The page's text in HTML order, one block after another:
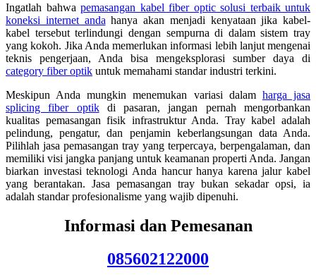
Ingatlah bahwa pemasangan kabel fiber optic solusi terbaik untuk
koneksi internet anda hanya akan menjadi kenyataan jika kabel-
kabel tersebut terlindungi dengan sempurna di dalam sistem tray
yang kokoh. Jika Anda memerlukan informasi lebih lanjut mengenai
teknis pengerjaan, Anda bisa mengeksplorasi sumber daya di
category fiber optik untuk memahami standar industri terkini.
Meskipun Anda mungkin menemukan variasi dalam harga jasa
splicing fiber optikdi pasaran, jangan pernah mengorbankan
kualitas pemasangan fisik infrastruktur Anda. Tray kabel adalah
pelindung, pengatur, dan penjamin keberlangsungan data Anda.
Pilihlah jasa pemasangan tray yang terpercaya, berpengalaman, dan
memiliki visi jangka panjang untuk keamanan properti Anda. Jangan
biarkan investasi teknologi Anda hancur hanya karena jalur kabel
yang berantakan. Jasa pemasangan tray bukan sekadar opsi, ia
adalah standar profesionalisme yang wajib dipenuhi.
Informasi dan Pemesanan
085602122000